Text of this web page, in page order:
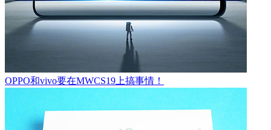
OPPO和vivo要在MWCS19上搞事情！